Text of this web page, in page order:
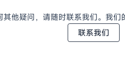
其他疑问，请随时联系我们。我
联系我们